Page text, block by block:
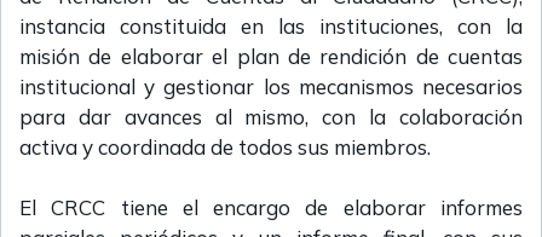
instancia constituida en las instituciones, con la
misión de elaborar el plan de rendición de cuentas
institucional y gestionar los mecanismos necesarios
para dar avances al mismo, con la colaboración
activa y coordinada de todos sus miembros.
El CRCC tiene el encargo de elaborar informes